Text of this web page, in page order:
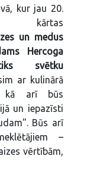
kur jau 20.
kārtas
un medus
Hercoga
svētku
ar kulinārā
kā arī būs
un iepazīsti
Būs arī
–
vērtībām,